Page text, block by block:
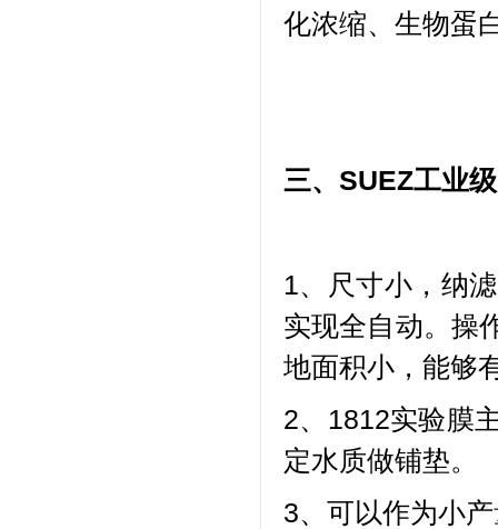
化浓缩、生物蛋
三、 SUEZ工业
1、尺寸小， 纳
实现全自动。 操
地面积小，能够
2、1812实验膜
定水质做铺垫。
3、可以作为小